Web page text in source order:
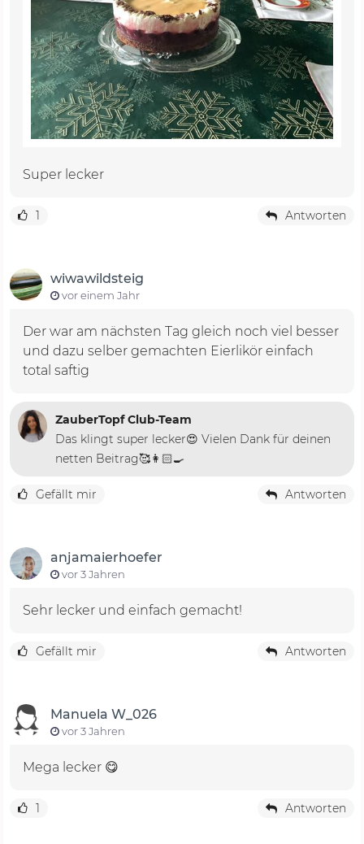
Super lecker
1 Antworten
wiwawildsteig
vor einem Jahr
Der war am nächsten Tag gleich noch viel besser
und dazu selber gemachten Eierlikör einfach
total saftig
ZauberTopf Club-Team
Das klingt super lecker😍 Vielen Dank für deinen
netten Beitrag🥰👩🏻‍🍳
Gefällt mir Antworten
anjamaierhoefer
vor 3 Jahren
Sehr lecker und einfach gemacht!
Gefällt mir Antworten
Manuela W_026
vor 3 Jahren
Mega lecker 😋
1 Antworten